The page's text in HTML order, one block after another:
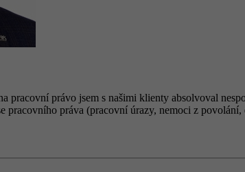
pracovní právo jsem s našimi klienty absolvoval
pracovního práva (pracovní úrazy, nemoci z